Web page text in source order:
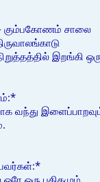
- கும்பகோணம் சாலை
வந்து
ஒரு பதிகமும்,